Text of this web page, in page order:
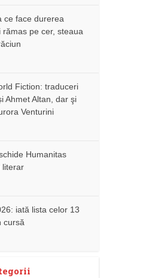
ce face durerea
rămas pe cer, steaua
Fiction: traduceri
Ahmet Altan, dar şi
Venturini
Humanitas
literar
iată lista celor 13
cursă